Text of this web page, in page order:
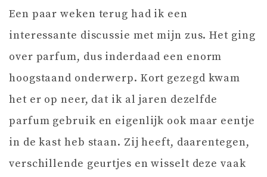
Een paar weken terug had ik een
interessante discussie met mijn zus. Het ging
over parfum, dus inderdaad een enorm
hoogstaand onderwerp. Kort gezegd kwam
het er op neer, dat ik al jaren dezelfde
parfum gebruik en eigenlijk ook maar eentje
in de kast heb staan. Zij heeft, daarentegen,
verschillende geurtjes en wisselt deze vaak